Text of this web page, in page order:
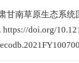
甘南草原生态系
doi.org/